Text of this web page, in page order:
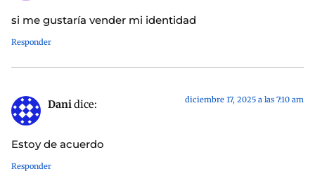
si me gustaría vender mi identidad
Responder
Danidice: diciembre 17, 2025 a las 7:10 am
Estoy de acuerdo
Responder